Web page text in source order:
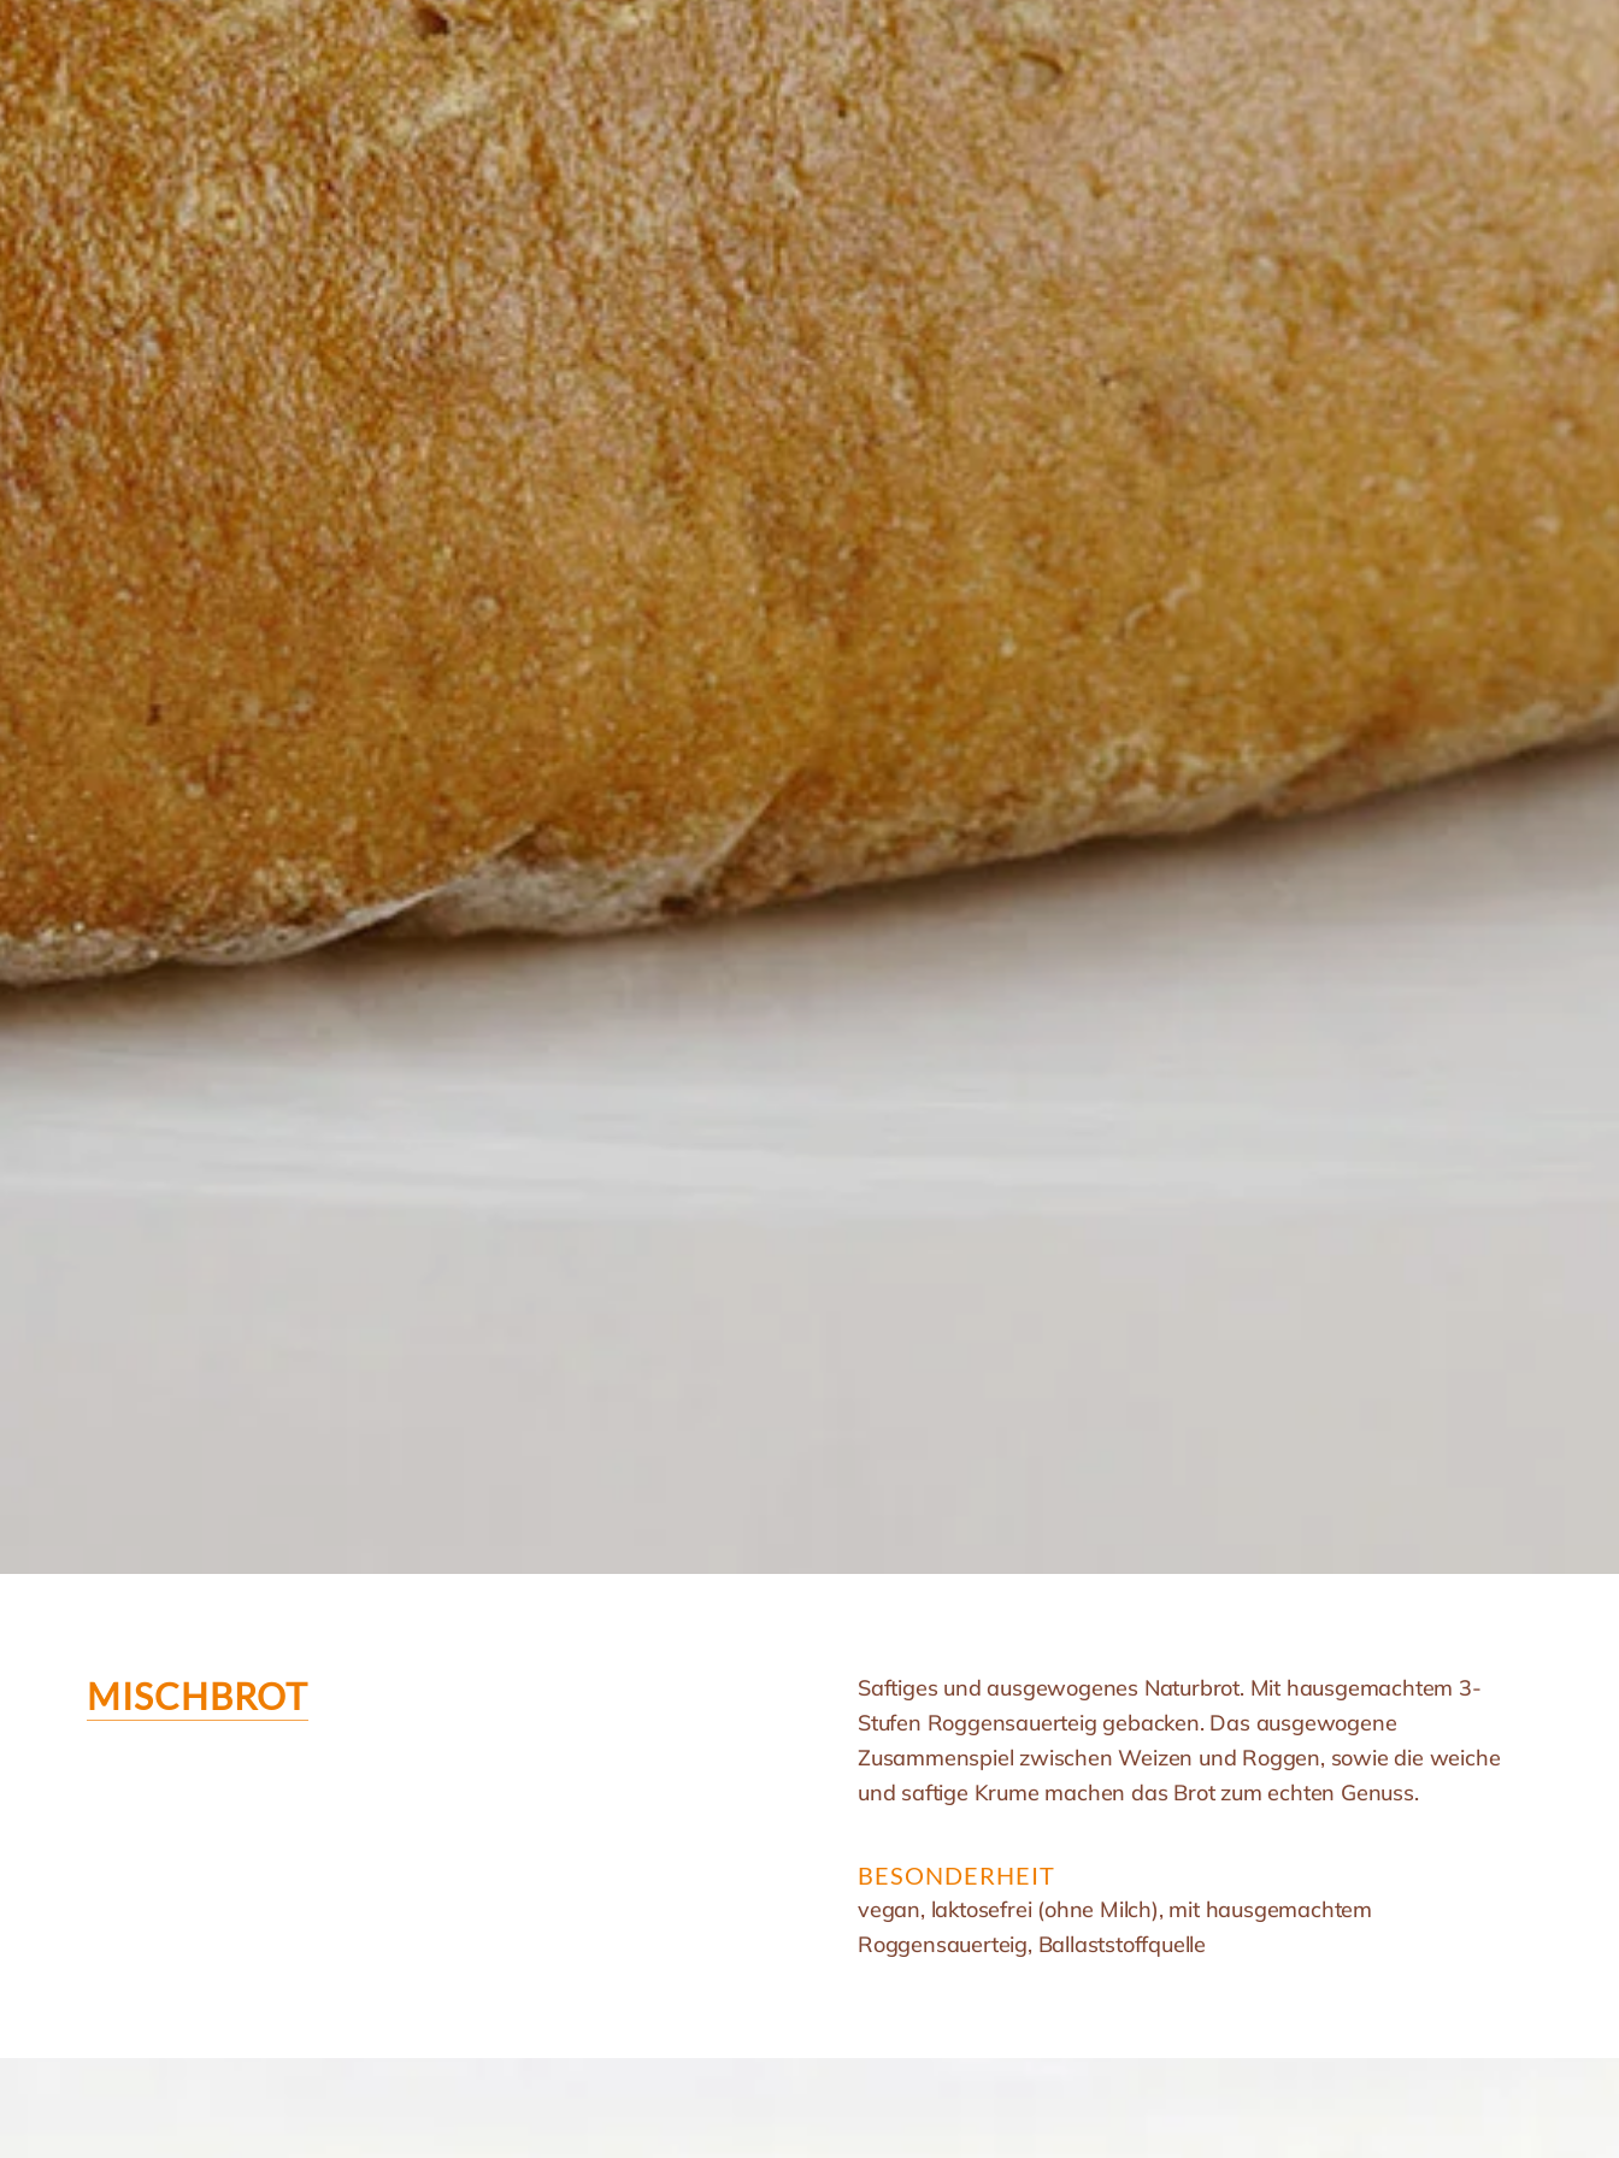
MISCHBROT
Saftiges und ausgewogenes Naturbrot. Mit hausgemachtem 3-
Stufen Roggensauerteig gebacken. Das ausgewogene
Zusammenspiel zwischen Weizen und Roggen, sowie die weiche
und saftige Krume machen das Brot zum echten Genuss.
BESONDERHEIT
vegan, laktosefrei (ohne Milch), mit hausgemachtem
Roggensauerteig, Ballaststoffquelle